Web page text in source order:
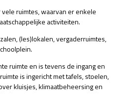
ruimtes, waarvan er enkele
activiteiten.
(les)lokalen, vergaderruimtes,
ruimte en is tevens de ingang en
is ingericht met tafels, stoelen,
kluisjes, klimaatbeheersing en